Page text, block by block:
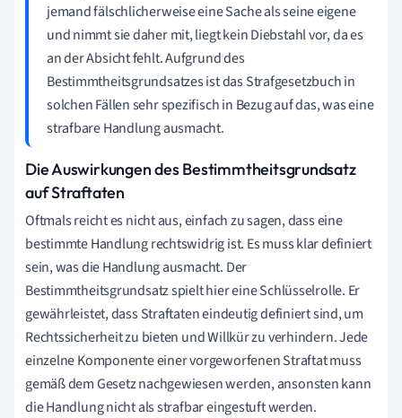
jemand fälschlicherweise eine Sache als seine eigene
und nimmt sie daher mit, liegt kein Diebstahl vor, da es
an der Absicht fehlt. Aufgrund des
Bestimmtheitsgrundsatzes ist das Strafgesetzbuch in
solchen Fällen sehr spezifisch in Bezug auf das, was eine
strafbare Handlung ausmacht.
Die Auswirkungen des Bestimmtheitsgrundsatz
auf Straftaten
Oftmals reicht es nicht aus, einfach zu sagen, dass eine
bestimmte Handlung rechtswidrig ist. Es muss klar definiert
sein, was die Handlung ausmacht. Der
Bestimmtheitsgrundsatz spielt hier eine Schlüsselrolle. Er
gewährleistet, dass Straftaten eindeutig definiert sind, um
Rechtssicherheit zu bieten und Willkür zu verhindern. Jede
einzelne Komponente einer vorgeworfenen Straftat muss
gemäß dem Gesetz nachgewiesen werden, ansonsten kann
die Handlung nicht als strafbar eingestuft werden.